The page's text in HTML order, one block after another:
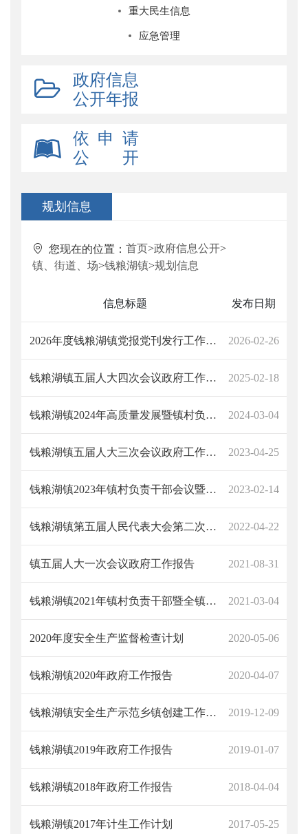
重大民生信息
应急管理
政府信息
公开年报
依 申 请
公 开
规划信息
您现在的位置： 首页>政府信息公开>
镇、街道、场>钱粮湖镇>规划信息
信息标题 发布日期
2026年度钱粮湖镇党报党刊发行工作计划 2026-02-26
钱粮湖镇五届人大四次会议政府工作报告 2025-02-18
钱粮湖镇2024年高质量发展暨镇村负责干部大会上的讲话 2024-03-04
钱粮湖镇五届人大三次会议政府工作报告 2023-04-25
钱粮湖镇2023年镇村负责干部会议暨高质量发展推进大会上的讲话 2023-02-14
钱粮湖镇第五届人民代表大会第二次会议政府工作报告 2022-04-22
镇五届人大一次会议政府工作报告 2021-08-31
钱粮湖镇2021年镇村负责干部暨全镇经济工作会议上的讲话 2021-03-04
2020年度安全生产监督检查计划 2020-05-06
钱粮湖镇2020年政府工作报告 2020-04-07
钱粮湖镇安全生产示范乡镇创建工作规划 2019-12-09
钱粮湖镇2019年政府工作报告 2019-01-07
钱粮湖镇2018年政府工作报告 2018-04-04
钱粮湖镇2017年计生工作计划 2017-05-25